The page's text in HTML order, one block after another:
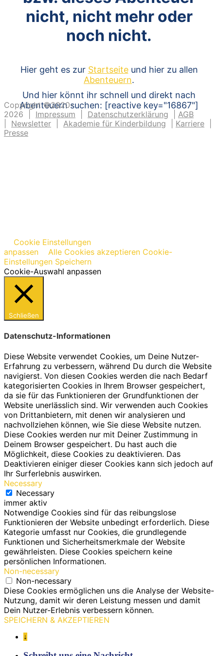
nicht, nicht mehr oder
noch nicht.
Hier geht es zur Startseiteund hier zu allen
Abenteuern.
Und hier könnt ihr schnell und direkt nach
Abenteuern suchen: [reactive key="16867"]
Copyright ©2020-
2026 | Impressum Datenschutzerklärung
AGB
Newsletter Akademie für Kinderbildung Karriere
Presse
Cookie Einstellungen
anpassen
Alle Cookies akzeptieren Cookie-
Einstellungen Speichern
Cookie-Auswahl anpassen
Schließen
Datenschutz-Informationen
Diese Website verwendet Cookies, um Deine Nutzer-
Erfahrung zu verbessern, während Du durch die Website
navigierst. Von diesen Cookies werden die nach Bedarf
kategorisierten Cookies in Ihrem Browser gespeichert,
da sie für das Funktionieren der Grundfunktionen der
Website unerlässlich sind. Wir verwenden auch Cookies
von Drittanbietern, mit denen wir analysieren und
nachvollziehen können, wie Sie diese Website nutzen.
Diese Cookies werden nur mit Deiner Zustimmung in
Deinem Browser gespeichert. Du hast auch die
Möglichkeit, diese Cookies zu deaktivieren. Das
Deaktivieren einiger dieser Cookies kann sich jedoch auf
Ihr Surferlebnis auswirken.
Necessary
Necessary
immer aktiv
Notwendige Cookies sind für das reibungslose
Funktionieren der Website unbedingt erforderlich. Diese
Kategorie umfasst nur Cookies, die grundlegende
Funktionen und Sicherheitsmerkmale der Website
gewährleisten. Diese Cookies speichern keine
persönlichen Informationen.
Non-necessary
Non-necessary
Diese Cookies ermöglichen uns die Analyse der Website-
Nutzung, damit wir deren Leistung messen und damit
Dein Nutzer-Erlebnis verbessern können.
SPEICHERN & AKZEPTIEREN
↓